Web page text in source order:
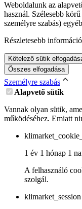
Weboldalunk az
használ. Szélesebb
személyre szabás)
Részletesebb
Kötelező sütik
Összes elfogadása
Személyre szabás
Alapvető sütik
Vannak olyan sütik,
működéséhez. Emiatt
1 év 1 hónap 1
A felhasználó
szolgál.
klimarket_session